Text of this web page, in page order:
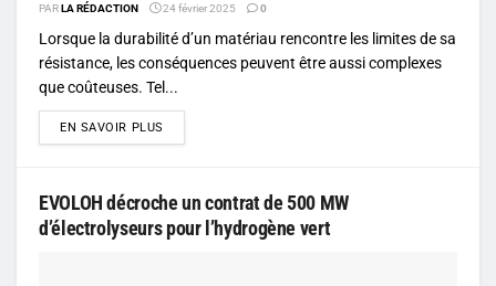
PARLA RÉDACTION 24 février 2025 0
Lorsque la durabilité d’un matériau rencontre les limites de sa
résistance, les conséquences peuvent être aussi complexes
que coûteuses. Tel...
EN SAVOIR PLUS
EVOLOH décroche un contrat de 500 MW
d’électrolyseurs pour l’hydrogène vert